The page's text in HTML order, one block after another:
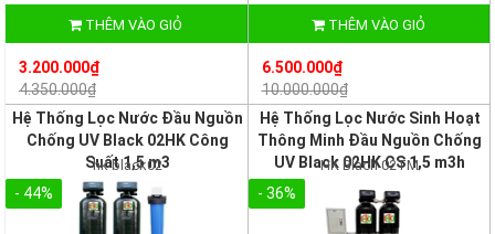
THÊM VÀO GIỎ
3.200.000₫
4.350.000₫
THÊM VÀO GIỎ
6.500.000₫
10.000.000₫
Hệ Thống Lọc Nước Đầu Nguồn
Chống UV Black 02HK Công
Suất 1,5 m3
hk black02
- 44%
Hệ Thống Lọc Nước Sinh Hoạt
Thông Minh Đầu Nguồn Chống
UV Black 02HK CS 1,5 m3h
HK Blach 02TM
- 36%